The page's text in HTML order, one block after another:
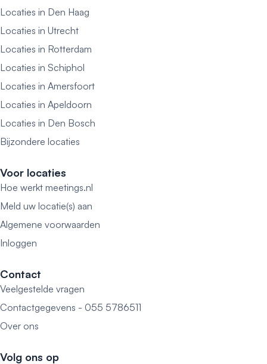
Locaties in Den Haag
Locaties in Utrecht
Locaties in Rotterdam
Locaties in Schiphol
Locaties in Amersfoort
Locaties in Apeldoorn
Locaties in Den Bosch
Bijzondere locaties
Voor locaties
Hoe werkt meetings.nl
Meld uw locatie(s) aan
Algemene voorwaarden
Inloggen
Contact
Veelgestelde vragen
Contactgegevens - 055 5786511
Over ons
Volg ons op